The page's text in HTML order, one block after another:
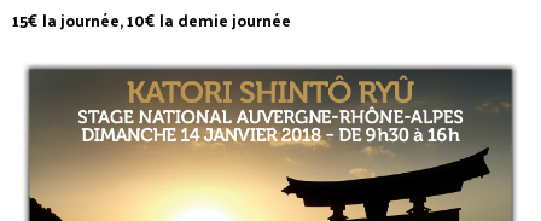
15€ la journée, 10€ la demie journée